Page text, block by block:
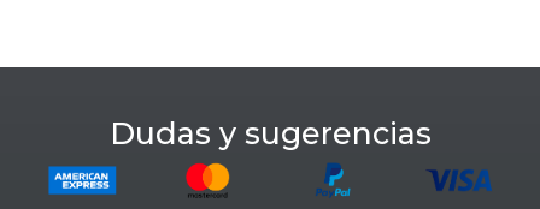
Dudas y sugerencias